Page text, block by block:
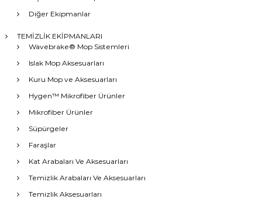
Diğer Ekipmanlar
TEMİZLİK EKİPMANLARI
Wavebrake® Mop Sistemleri
Islak Mop Aksesuarları
Kuru Mop ve Aksesuarları
Hygen™ Mikrofiber Ürünler
Mikrofiber Ürünler
Süpürgeler
Faraşlar
Kat Arabaları Ve Aksesuarları
Temizlik Arabaları Ve Aksesuarları
Temizlik Aksesuarları